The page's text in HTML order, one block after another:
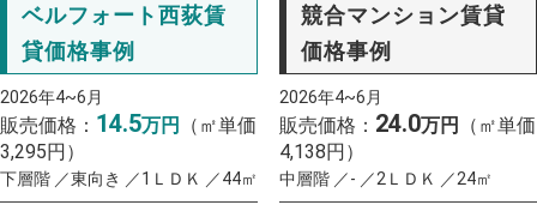
ベルフォート西荻賃
貸価格事例
2026年4~6月
販売価格： 14.5万円
（㎡単価
3,295円）
下層階 ／東向き ／1ＬＤＫ ／44㎡
競合マンション賃貸
価格事例
2026年4~6月
販売価格： 24.0万円
（㎡単価
4,138円）
中層階 ／- ／2ＬＤＫ ／24㎡